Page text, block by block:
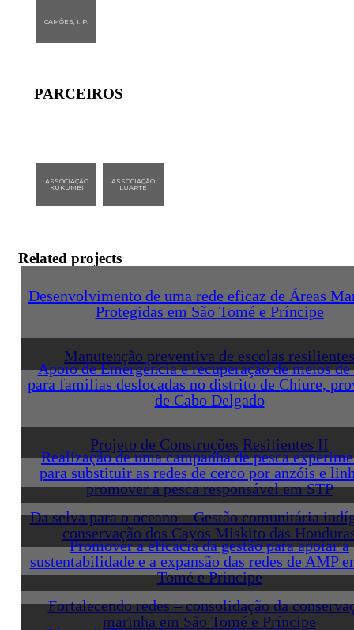
CAMÕES, I. P.
PARCEIROS
ASSOCIAÇÃO
KUKUMBI
ASSOCIAÇÃO
LUARTE
Related projects
Desenvolvimento de uma rede eficaz de Áreas
Protegidas em São Tomé e Príncipe
Manutenção preventiva de escolas resilientes
Apoio de Emergência e recuperação de meios
para famílias deslocadas no distrito de Chiure,
de Cabo Delgado
Projeto de Construções Resilientes II
Realização de uma campanha de pesca
para substituir as redes de cerco por anzóis e
promover a pesca responsável em STP
Da selva para o oceano – Gestão comunitária
conservação dos Cayos Miskito das
Promover a eficácia da gestão para apoiar a
sustentabilidade e a expansão das redes de AMP
Tomé e Príncipe
Fortalecendo redes – consolidação da
marinha em São Tomé e Príncipe